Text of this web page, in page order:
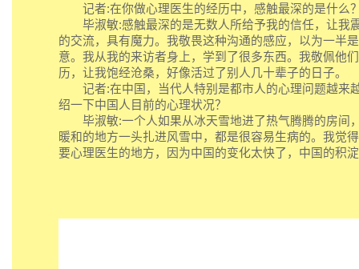
记者:在你做心理医生的经历中，感触最深的是什么
毕淑敏:感触最深的是无数人所给予我的信任，让我
的交流，具有魔力。我敬畏这种沟通的感应，以为一半
意。我从我的来访者身上，学到了很多东西。我敬佩他
历，让我饱经沧桑，好像活过了别人几十辈子的日子。
记者:在中国，当代人特别是都市人的心理问题越来
绍一下中国人目前的心理状况？
毕淑敏:一个人如果从冰天雪地进了热气腾腾的房间
暖和的地方一头扎进风雪中，都是很容易生病的。我觉
要心理医生的地方，因为中国的变化太快了，中国的积